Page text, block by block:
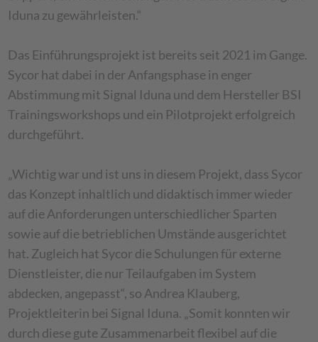
Iduna zu gewährleisten.“
Das Einführungsprojekt ist bereits seit 2021 im Gange.
Sycor hat dabei in der Anfangsphase in enger
Abstimmung mit Signal Iduna und dem Hersteller BSI
Trainingsworkshops und ein Pilotprojekt erfolgreich
durchgeführt.
„Wichtig war und ist uns in diesem Projekt, dass Sycor
das Konzept inhaltlich und didaktisch immer wieder
auf die Anforderungen unterschiedlicher Sparten
sowie auf die betrieblichen Umstände ausgerichtet
hat. Zugleich hat Sycor die Schulungen für externe
Dienstleister, die nur Teilaufgaben im System
abdecken, angepasst“, so Andrea Klauberg,
Projektleiterin bei Signal Iduna. „Somit konnten wir
durch diese gute Zusammenarbeit flexibel auf die